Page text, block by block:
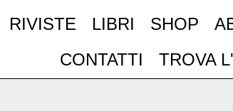
RIVISTE LIBRI SHOP
CONTATTI
TROVA